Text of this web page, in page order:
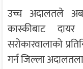
उच्च अदालतले अब
कास्कीबाट
सरोकारवालाको
गर्न जिल्ला